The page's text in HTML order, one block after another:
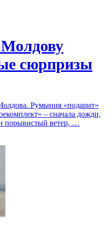
сюрпризы
Румыния «подарит»
– сначала дожди,
порывистый ветер, …